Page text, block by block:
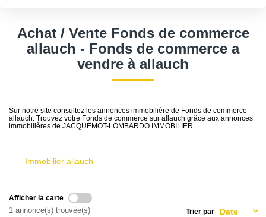
GESTION
CONTACT
Sélectionnez...
Type de bien
Surface min
Achat / Vente Fonds de commerce
allauch - Fonds de commerce a
vendre à allauch
Sur notre site consultez les annonces immobilière de Fonds de commerce
allauch. Trouvez votre Fonds de commerce sur allauch grâce aux annonces
immobilières de JACQUEMOT-LOMBARDO IMMOBILIER.
Immobilier allauch
Afficher la carte
1 annonce(s) trouvée(s) Trier par